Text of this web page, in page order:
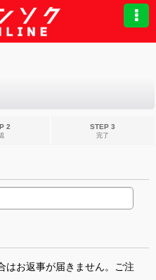
2 STEP 3
完了
はお返事が届きません。ご注